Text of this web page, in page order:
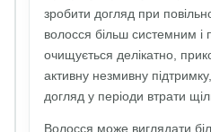
зробити догляд при
волосся більш системним і
очищується делікатно,
активну незмивну
догляд у періоди втрати
Волосся може виглядати